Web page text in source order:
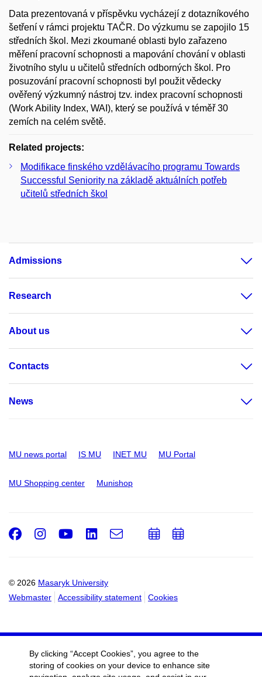
Data prezentovaná v příspěvku vycházejí z dotazníkového
šetření v rámci projektu TAČR. Do výzkumu se zapojilo 15
středních škol. Mezi zkoumané oblasti bylo zařazeno
měření pracovní schopnosti a mapování chování v oblasti
životního stylu u učitelů středních odborných škol. Pro
posuzování pracovní schopnosti byl použit vědecky
ověřený výzkumný nástroj tzv. index pracovní schopnosti
(Work Ability Index, WAI), který se používá v téměř 30
zemích na celém světě.
Related projects:
Modifikace finského vzdělávacího programu Towards
Successful Seniority na základě aktuálních potřeb
učitelů středních škol
Admissions
Research
About us
Contacts
News
MU news portal IS MU INET MU MU Portal
MU Shopping center Munishop
© 2026 Masaryk University
Webmaster
Accessibility statement Cookies
Facebook
Instagram
Youtube
LinkedIn
e-
Email
AddAdd
By clicking “Accept Cookies”, you agree to the
storing of cookies on your device to enhance site